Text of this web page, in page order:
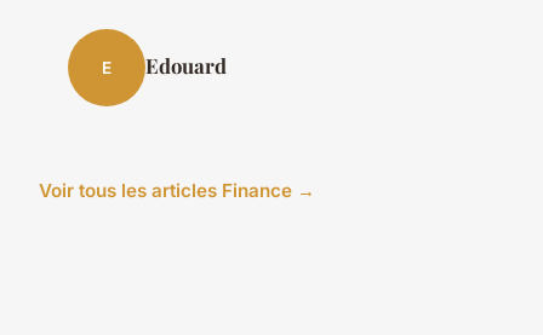
E Edouard
Voir tous les articles Finance →